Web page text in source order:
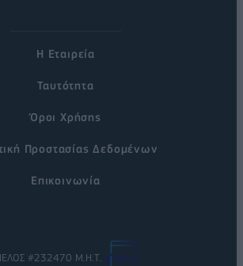
Η Εταιρεία
Ταυτότητα
Όροι Χρήσης
Προστασίας Δεδομένων
Επικοινωνία
#232470 Μ.Η.Τ.